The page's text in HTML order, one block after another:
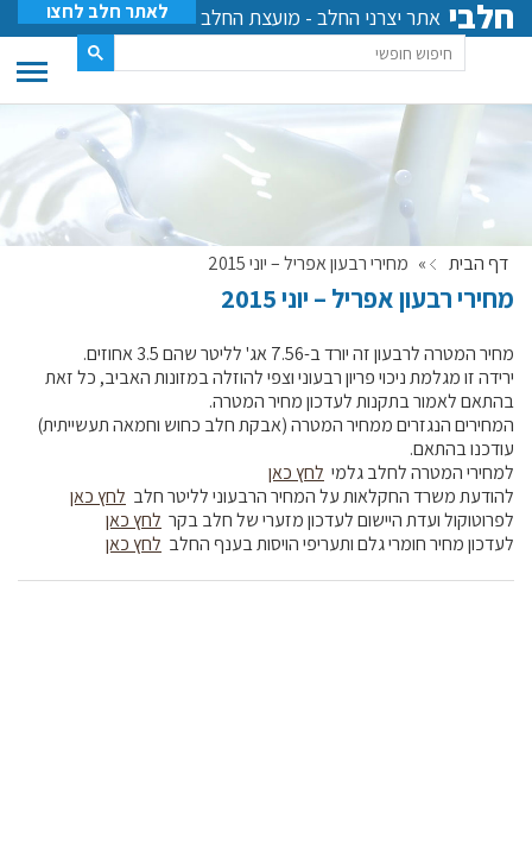
חלבי אתר יצרני החלב - מועצת החלב לאתר חלב לחצו
דף הבית » מחירי רבעון אפריל – יוני 2015
מחירי רבעון אפריל – יוני 2015
מחיר המטרה לרבעון זה יורד ב-7.56 אג' לליטר שהם 3.5 אחוזים.
ירידה זו מגלמת ניכוי פריון רבעוני וצפי להוזלה במזונות האביב, כל זאת
בהתאם לאמור בתקנות לעדכון מחיר המטרה.
המחירים הנגזרים ממחיר המטרה (אבקת חלב כחוש וחמאה תעשייתית)
עודכנו בהתאם.
למחירי המטרה לחלב גלמי לחץ כאן
להודעת משרד החקלאות על המחיר הרבעוני לליטר חלב לחץ כאן
לפרוטוקול ועדת היישום לעדכון מזערי של חלב בקר לחץ כאן
לעדכון מחיר חומרי גלם ותעריפי הויסות בענף החלב לחץ כאן